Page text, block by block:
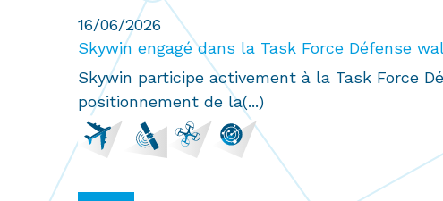
16/06/2026
Skywin engagé dans la Task Force Défense
Skywin participe activement à la Task Force
positionnement de la(...)